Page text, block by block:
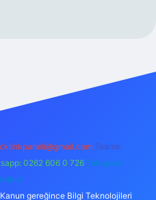
Teams:
0262 606 0 726 Telegram:
Kanun gereğince Bilgi Teknolojileri